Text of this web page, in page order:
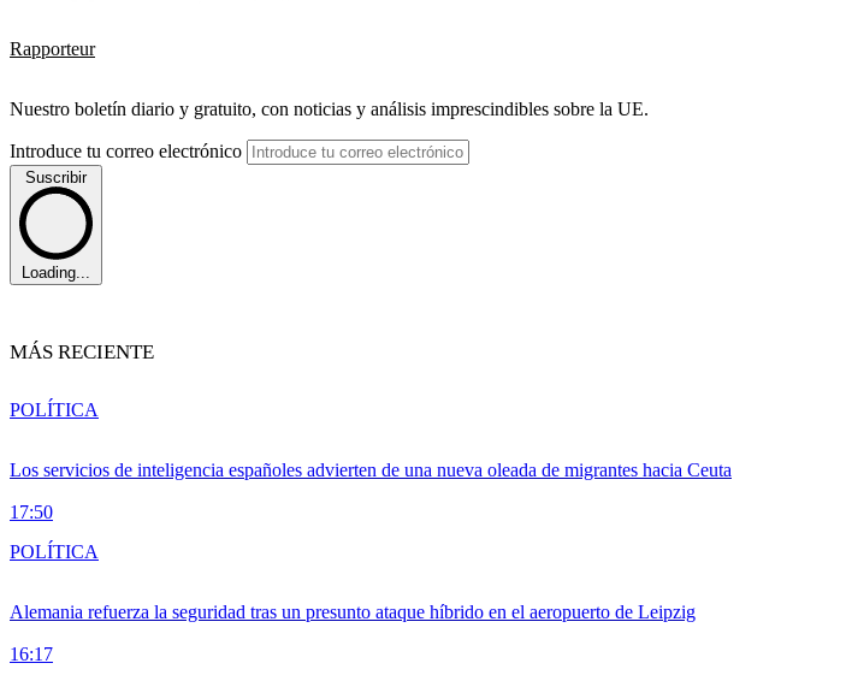
Rapporteur
Nuestro boletín diario y gratuito, con noticias y análisis imprescindibles sobre la UE.
Introduce tu correo electrónico
Suscribir
Loading...
MÁS RECIENTE
Los servicios de inteligencia españoles advierten de una nueva oleada de migrantes hacia Ceuta
17:50
POLÍTICA
Alemania refuerza la seguridad tras un presunto ataque híbrido en el aeropuerto de Leipzig
16:17
POLÍTICA